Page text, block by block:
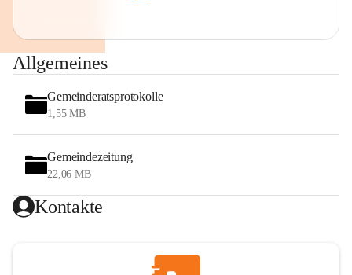
Allgemeines
Gemeinderatsprotokolle
1,55 MB
Gemeindezeitung
22,06 MB
Kontakte